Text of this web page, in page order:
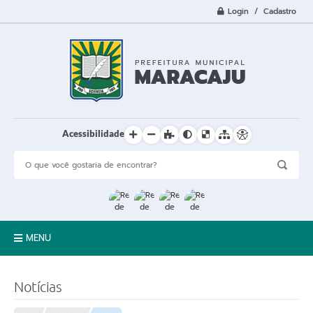
Login / Cadastro
Acessibilidade
MENU
Notícias